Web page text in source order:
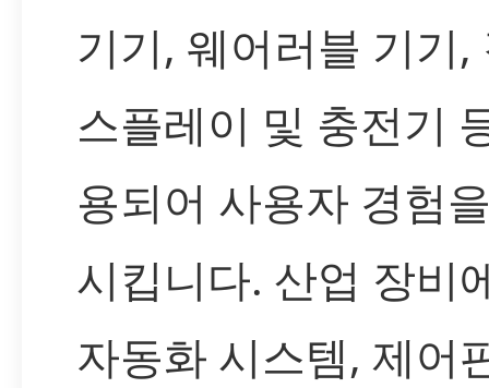
기기, 웨어러블 기기,
스플레이 및 충전기
용되어 사용자 경험
시킵니다. 산업 장비
자동화 시스템, 제어